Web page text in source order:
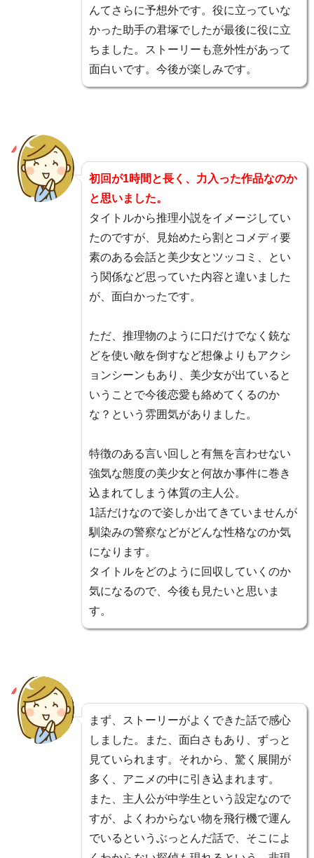
んてさらに予想外です。役に立っていな
かった助手の君塚でしたが最後に役に立
ちました。ストーリーも意外性があって
面白いです。今後が楽しみです。
初回が1時間と長く、力入った作品なのか
と思いました。
タイトルから推理小説をイメージしてい
たのですが、見始めたら割とコメディ要
素のある会話と美少女とツッコミ、とい
う関係など思っていた内容と違いました
が、面白かったです。
ただ、推理物のように口だけでなく銃な
どを使い敵を倒すなど想像よりもアクシ
ョンシーンもあり、美少女が出ていると
いうことで今後恋愛も絡めてくるのか
な？という雰囲気がありました。
特徴のある言い回しと有無を言わせない
強気な態度の美少女と何故か事件に巻き
込まれてしまう体質の主人公。
1話だけなので姿しか出てきていませんが
馴染みの警察などがどんな性格なのか気
になります。
タイトルをどのように回収していくのか
気になるので、今後も見たいと思いま
す。
まず、ストーリーがよくできた話で感心
しました。また、面白さもあり、ずっと
見ていられます。それから、驚く展開が
多く、アニメの中に引き込まれます。
また、主人公が中学生という設定なので
すが、よくわからない物を飛行機で運ん
でいるというぶっとんだ話で、そこによ